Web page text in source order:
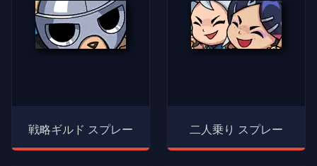
戦略ギルド スプレー 二人乗り スプレー